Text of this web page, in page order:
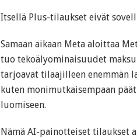
Itsellä Plus-tilaukset eivät
Samaan aikaan Meta aloittaa
tuo tekoälyominaisuudet
tarjoavat tilaajilleen enemmän
kuten monimutkaisempaan
luomiseen.
Nämä AI-painotteiset tilaukset